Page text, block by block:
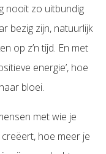
nooit zo uitbundig
bezig zijn, natuurlijk
op z’n tijd. En met
energie’, hoe
bloei.
met wie je
hoe meer je